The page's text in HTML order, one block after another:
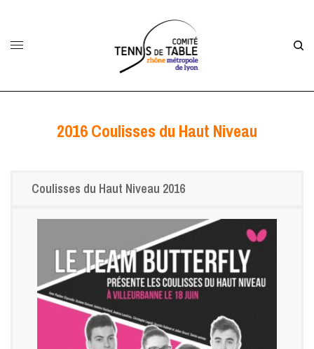
2016 Coulisses du Haut Niveau
Coulisses du Haut Niveau 2016